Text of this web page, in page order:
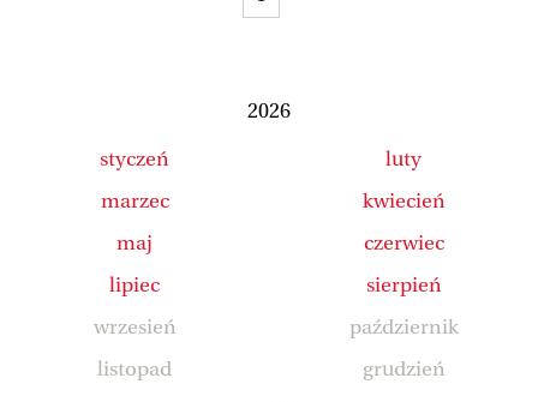
2026
styczeń
luty
marzec
kwiecień
maj
czerwiec
lipiec
sierpień
wrzesień
październik
listopad
grudzień